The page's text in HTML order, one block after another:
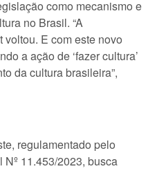
como mecanismo e
no Brasil. “A
E com este novo
a ação de ‘fazer cultura’
da cultura brasileira”,
regulamentado pelo
11.453/2023, busca